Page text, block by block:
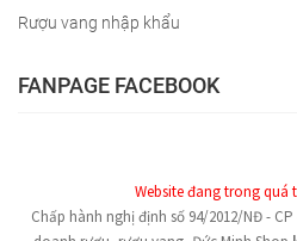
Rượu vang nhập khẩu
FANPAGE FACEBOOK
Website đang trong quá
Chấp hành nghị định số 94/2012/NĐ -